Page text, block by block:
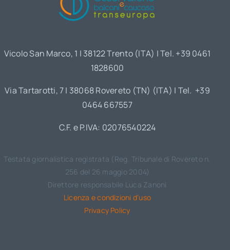
Vicolo San Marco, 1 | 38122 Trento (ITA) | Tel. +39 0461
1828600
Via Tartarotti, 7 | 38068 Rovereto (TN) (ITA) | Tel. +39
0464 667557
C.F. e P.IVA: 02076540224
Testata giornalistica registrata (Reg. Tribunale di Rovereto n.
256 del 26 maggio 2004)
Direttore responsabile Luca Zanoni
Licenza e condizioni d’uso
Privacy Policy